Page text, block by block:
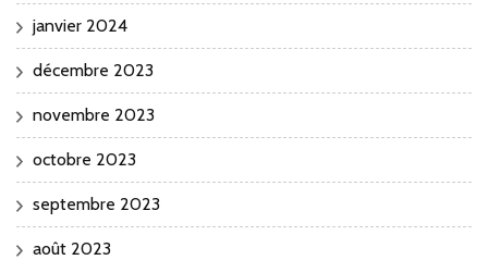
janvier 2024
décembre 2023
novembre 2023
octobre 2023
septembre 2023
août 2023